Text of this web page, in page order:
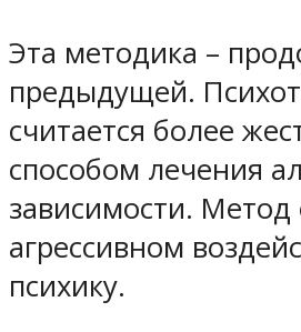
Эта методика –
предыдущей.
считается более
способом лечения
зависимости. Метод
агрессивном
психику.